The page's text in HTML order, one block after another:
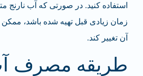
استفاده کنید. در صورتی که آب نارنج
زمان زیادی قبل تهیه شده باشد،
آن تغییر کند.
طریقه مصرف